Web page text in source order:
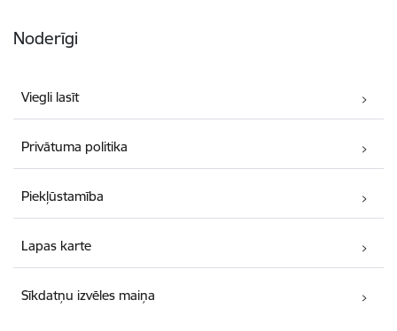
Noderīgi
Viegli lasīt
Privātuma politika
Piekļūstamība
Lapas karte
Sīkdatņu izvēles maiņa